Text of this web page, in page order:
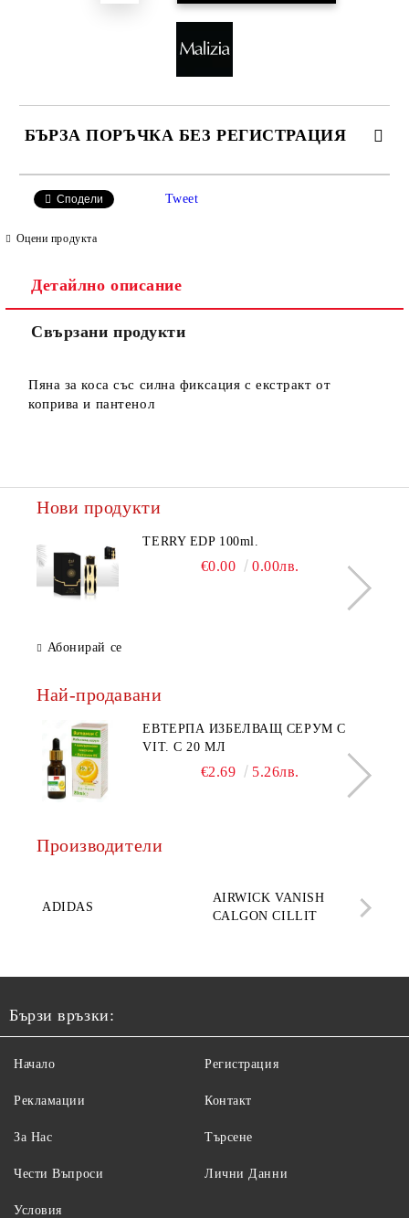
БЪРЗА ПОРЪЧКА БЕЗ РЕГИСТРАЦИЯ
Ние ще се свържем с вас в рамките на работния ден.
Сподели Tweet
Оцени продукта
Детайлно описание
Свързани продукти
Пяна за коса със силна фиксация с екстракт от
коприва и пантенол
Нови продукти
TERRY EDP 100ml.
€0.00 0.00лв.
Абонирай се
Най-продавани
ЕВТЕРПА ИЗБЕЛВАЩ СЕРУМ С
VIT. C 20 МЛ
€2.69 5.26лв.
Производители
ADIDAS
AIRWICK VANISH
CALGON CILLIT
Бързи връзки:
Начало
Рекламации
За Нас
Чести Въпроси
Регистрация
Контакт
Търсене
Лични Данни
Условия